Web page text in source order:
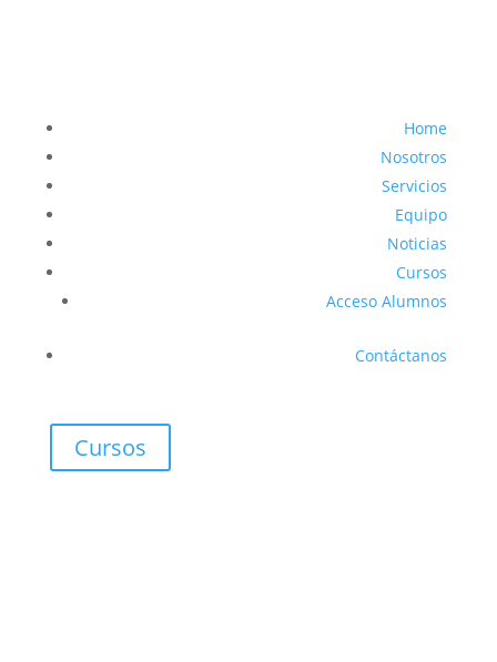
Home
Nosotros
Servicios
Equipo
Noticias
Cursos
Acceso Alumnos
Contáctanos
Cursos